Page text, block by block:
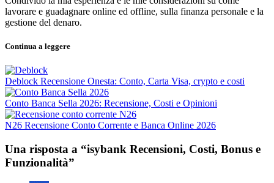
lavorare e guadagnare online ed offline, sulla finanza personale e la
gestione del denaro.
Continua a leggere
Deblock Recensione Onesta: Conto, Carta Visa, crypto e costi
Conto Banca Sella 2026: Recensione, Costi e Opinioni
N26 Recensione Conto Corrente e Banca Online 2026
Una risposta a “isybank Recensioni, Costi, Bonus e
Funzionalità”